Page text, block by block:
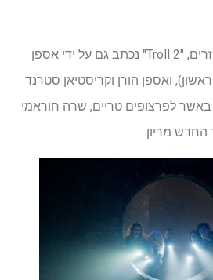
לצד הכוכבים והבמאי החוזרים, "Troll 2" נכתב גם על ידי אספן
ואספן הורן וקריסטיאן סטרנד
באשר לפרצופים טריים, שרה חוראמי
מריון.